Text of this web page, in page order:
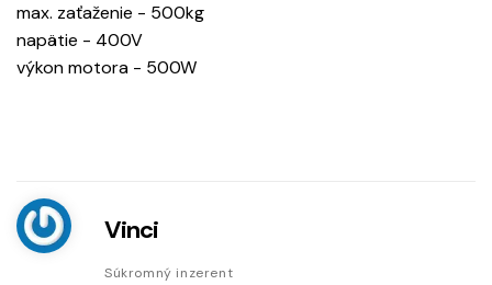
max. zaťaženie - 500kg
napätie - 400V
výkon motora - 500W
Vinci
Súkromný inzerent